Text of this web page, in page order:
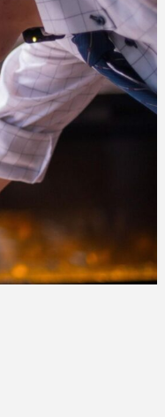
HBO版『ハリー・ポッター 』
ー＝ジョイ
アリアナ・グランデ